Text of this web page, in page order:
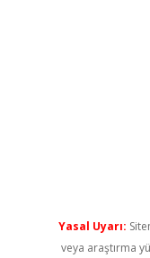
Yasal Uyarı:
veya araştırma